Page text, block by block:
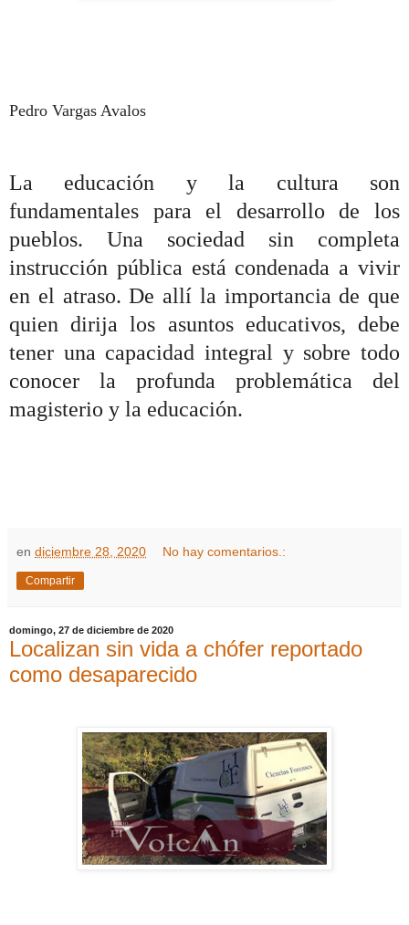
Pedro Vargas Avalos
La educación y la cultura son
fundamentales para el desarrollo de los
pueblos. Una sociedad sin completa
instrucción pública está condenada a vivir
en el atraso. De allí la importancia de que
quien dirija los asuntos educativos, debe
tener una capacidad integral y sobre todo
conocer la profunda problemática del
magisterio y la educación.
en diciembre 28, 2020 No hay comentarios.:
Compartir
domingo, 27 de diciembre de 2020
Localizan sin vida a chófer reportado
como desaparecido